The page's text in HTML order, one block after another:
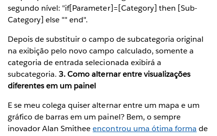
segundo nível: "if[Parameter]=[Category] then [Sub-
Category] else "" end".
Depois de substituir o campo de subcategoria original
na exibição pelo novo campo calculado, somente a
categoria de entrada selecionada exibirá a
subcategoria.3. Como alternar entre visualizações
diferentes em um painel
E se meu colega quiser alternar entre um mapa e um
gráfico de barras em um painel? Bem, o sempre
inovador Alan Smitheeencontrou uma ótima forma de